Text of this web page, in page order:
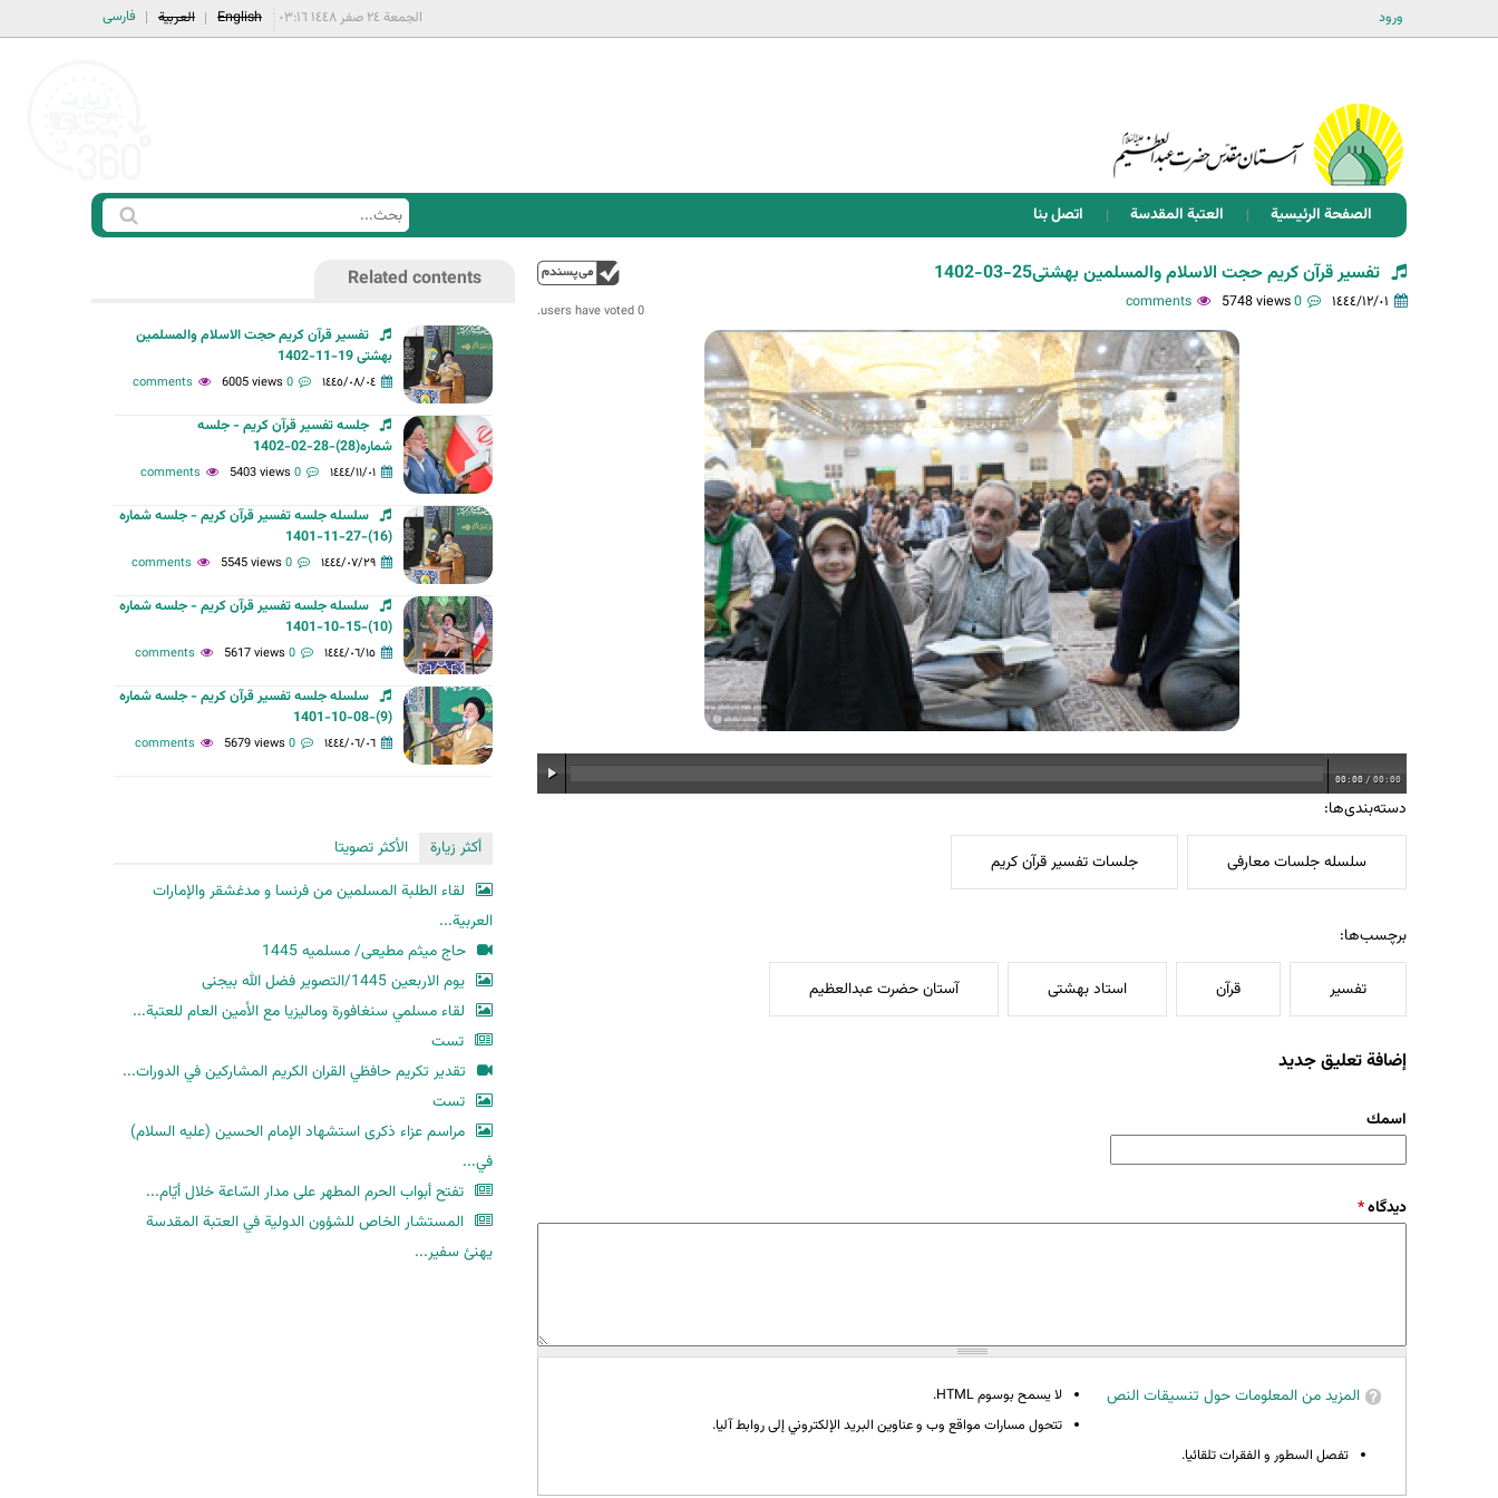
ورود فارسی العربية English الجمعة ٢٤ صفر ١٤٤٨ ٠٣:١٦
الصفحة الرئيسية العتبة المقدسة اتصل بنا
ا
س
ح
ث
ب
ح
0 users have voted.
تفسیر قرآن کریم حجت الاسلام والمسلمین بهشتی25-03-1402
١٤٤٤/١٢/٠١ 0 comments
5748 views
00:00 / 00:00
دسته‌بندی‌ها:
سلسله جلسات معارفی جلسات تفسیر قرآن کریم
برچسب‌ها:
تفسیر قرآن استاد بهشتی آستان حضرت عبدالعظیم
إضافة تعليق جديد
‏اسمك ‏
‏دیدگاه ‏*
المزيد من المعلومات حول تنسيقات النص
لا يسمح بوسوم HTML.
تتحول مسارات مواقع وب و عناوين البريد الإلكتروني إلى روابط آليا.
تفصل السطور و الفقرات تلقائيا.
Related contents
تفسیر قرآن کریم حجت الاسلام والمسلمین
بهشتی 19-11-1402
١٤٤٥/٠٨/٠٤ 0 comments
6005 views
جلسه تفسیر قرآن کریم - جلسه
شماره(28)-28-02-1402
١٤٤٤/١١/٠١ 0 comments
5403 views
سلسله جلسه تفسیر قرآن کریم - جلسه شماره
(16)-27-11-1401
١٤٤٤/٠٧/٢٩ 0 comments
5545 views
سلسله جلسه تفسیر قرآن کریم - جلسه شماره
(10)-15-10-1401
١٤٤٤/٠٦/١٥ 0 comments
5617 views
سلسله جلسه تفسیر قرآن کریم - جلسه شماره
(9)-08-10-1401
١٤٤٤/٠٦/٠٦ 0 comments
5679 views
أكثر زيارة
الأكثر تصويتا
لقاء الطلبة المسلمين من فرنسا و مدغشقر والإمارات
العربية...
حاج میثم مطیعی/ مسلمیه 1445
یوم الاربعین 1445/التصویر فضل الله بیجنی
لقاء مسلمي سنغافورة وماليزيا مع الأمين العام للعتبة...
تست
تقدير تكريم حافظي القران الكريم المشاركين في الدورات...
تست
مراسم عزاء ذكرى استشهاد الإمام الحسين (عليه السلام)
في...
تفتح أبواب الحرم المطهر على مدار السّاعة خلال أيّام...
المستشار الخاص للشؤون الدولية في العتبة المقدسة
يهنئ سفير...